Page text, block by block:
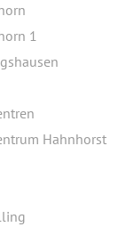
1
Hahnhorst